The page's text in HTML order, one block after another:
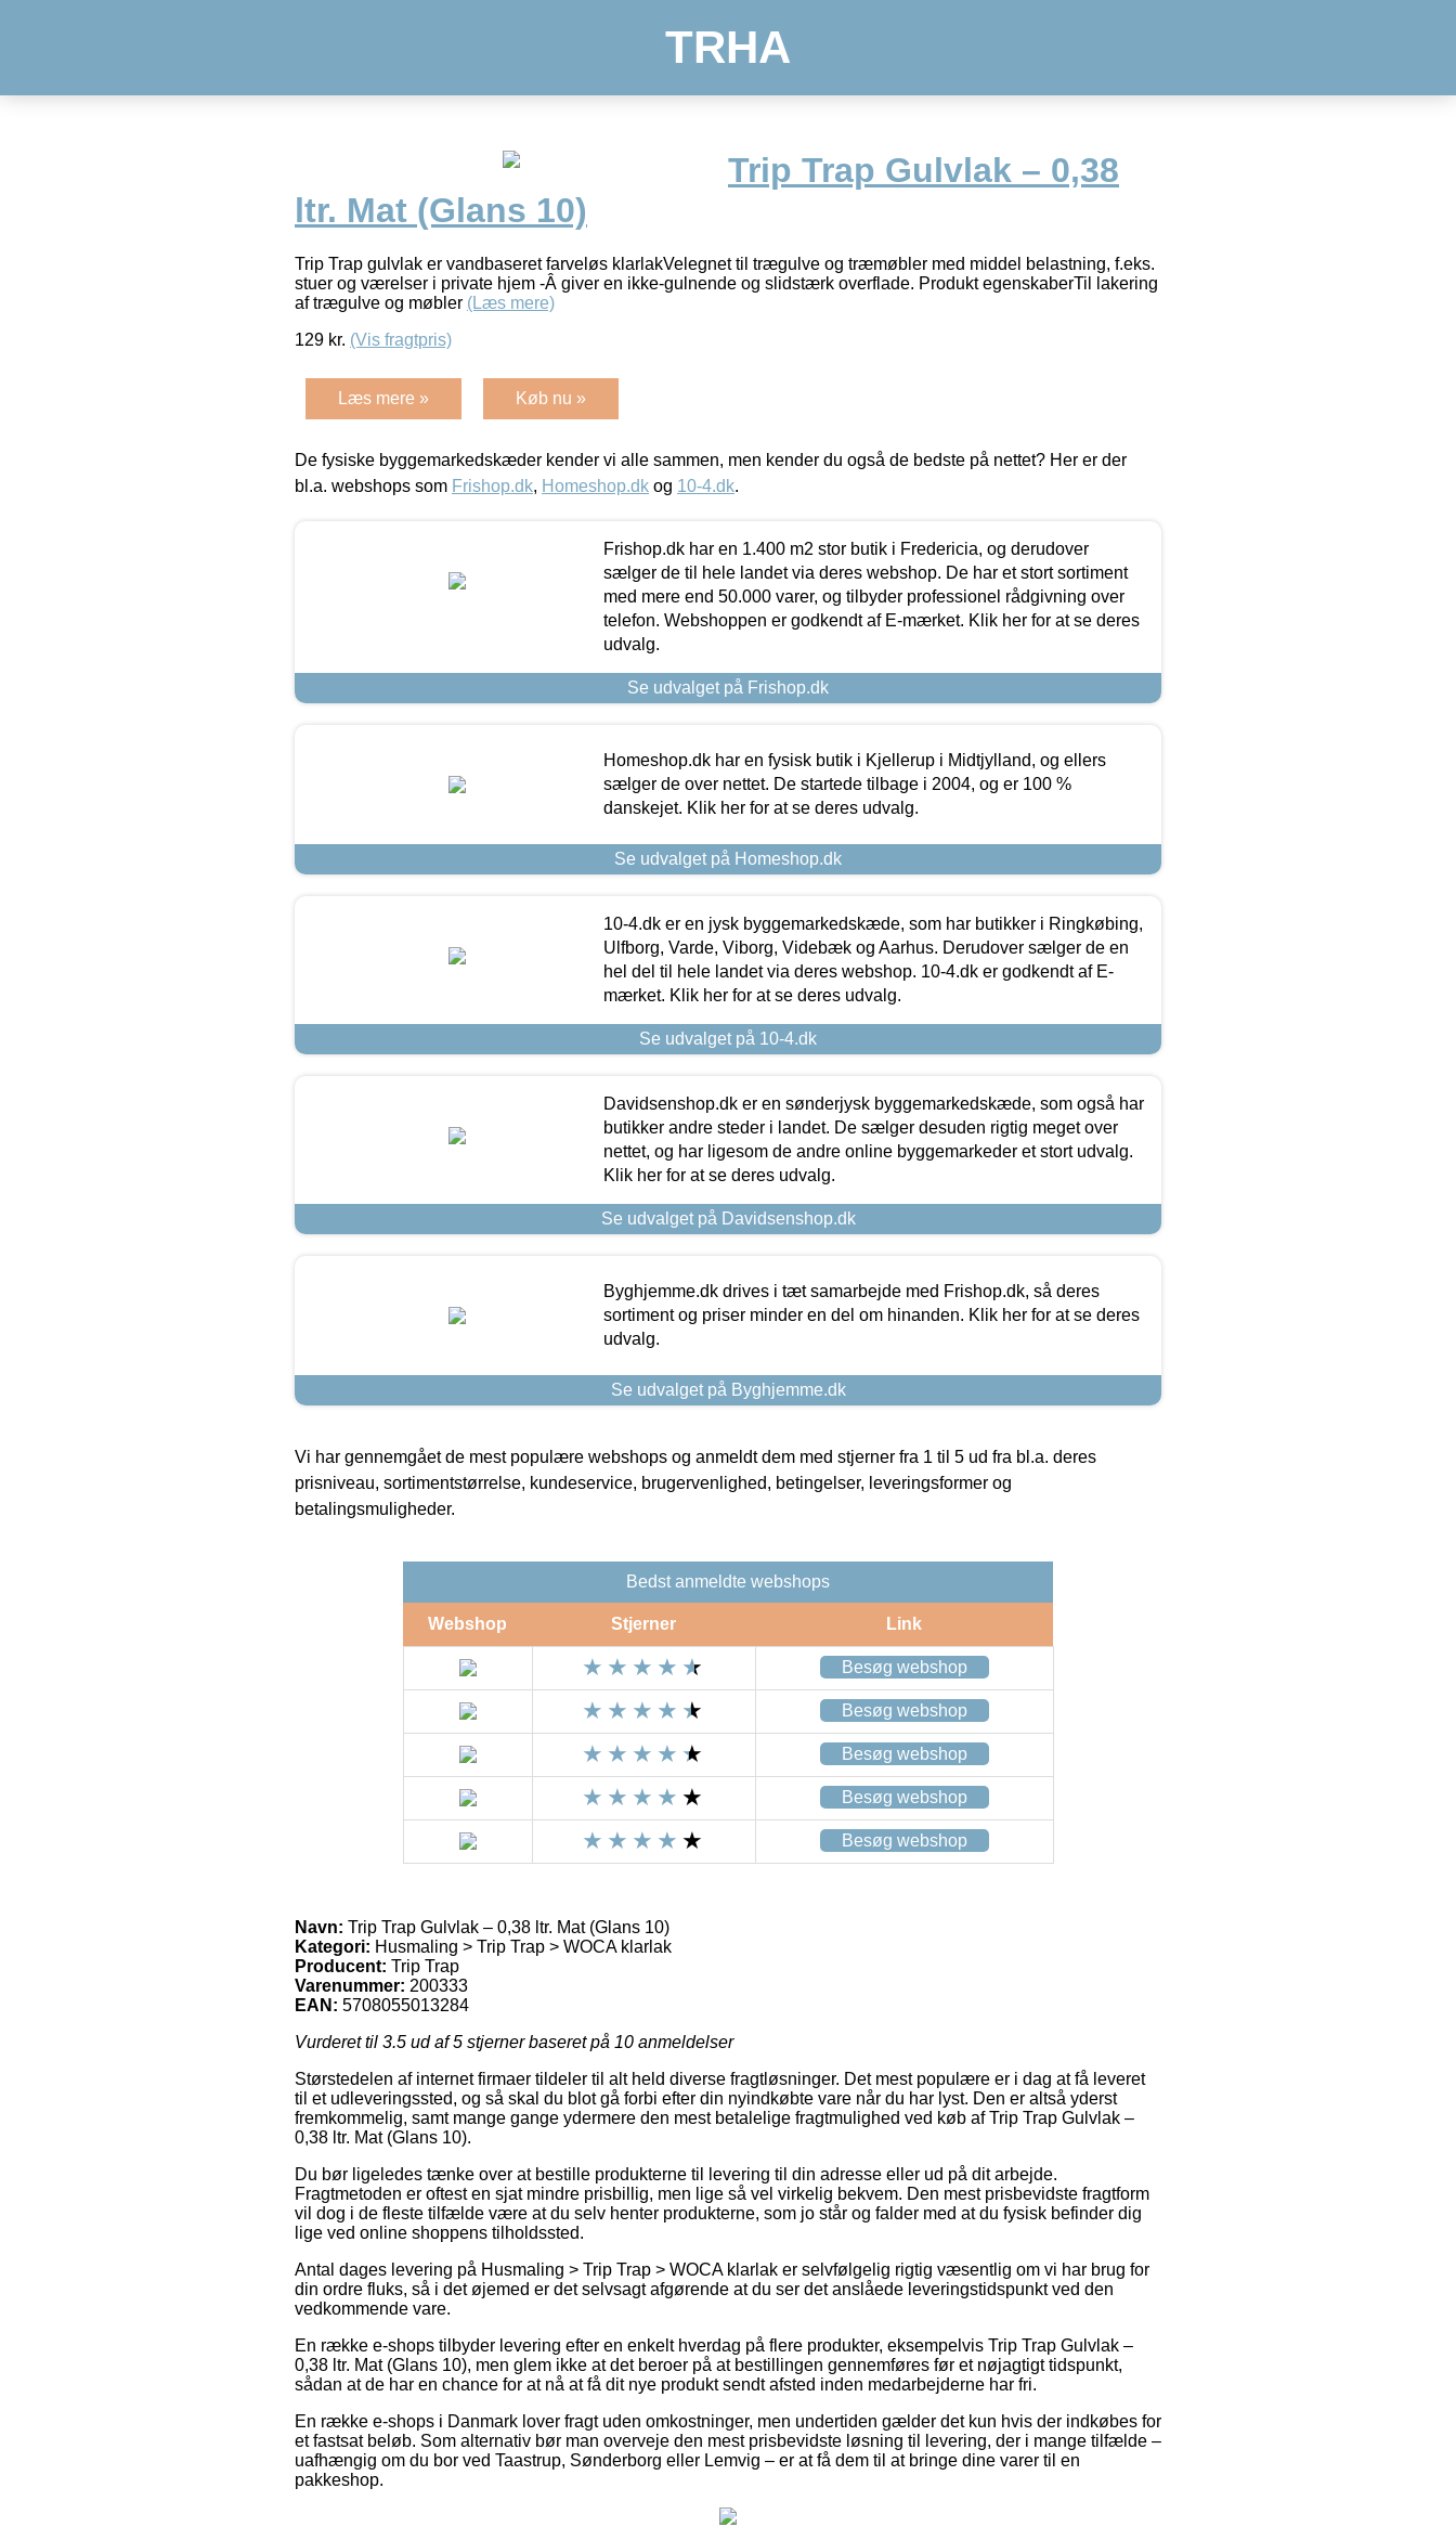
TRHA
Trip Trap Gulvlak – 0,38
ltr. Mat (Glans 10)
Trip Trap gulvlak er vandbaseret farveløs klarlakVelegnet til trægulve og træmøbler med middel belastning, f.eks.
stuer og værelser i private hjem -Â giver en ikke-gulnende og slidstærk overflade. Produkt egenskaberTil lakering
af trægulve og møbler (Læs mere)
129 kr. (Vis fragtpris)
Læs mere » Køb nu »
De fysiske byggemarkedskæder kender vi alle sammen, men kender du også de bedste på nettet? Her er der
bl.a. webshops som Frishop.dk, Homeshop.dk og 10-4.dk.
Frishop.dk har en 1.400 m2 stor butik i Fredericia, og derudover
sælger de til hele landet via deres webshop. De har et stort sortiment
med mere end 50.000 varer, og tilbyder professionel rådgivning over
telefon. Webshoppen er godkendt af E-mærket. Klik her for at se deres
udvalg.
Se udvalget på Frishop.dk
Homeshop.dk har en fysisk butik i Kjellerup i Midtjylland, og ellers
sælger de over nettet. De startede tilbage i 2004, og er 100 %
danskejet. Klik her for at se deres udvalg.
Se udvalget på Homeshop.dk
10-4.dk er en jysk byggemarkedskæde, som har butikker i Ringkøbing,
Ulfborg, Varde, Viborg, Videbæk og Aarhus. Derudover sælger de en
hel del til hele landet via deres webshop. 10-4.dk er godkendt af E-
mærket. Klik her for at se deres udvalg.
Se udvalget på 10-4.dk
Davidsenshop.dk er en sønderjysk byggemarkedskæde, som også har
butikker andre steder i landet. De sælger desuden rigtig meget over
nettet, og har ligesom de andre online byggemarkeder et stort udvalg.
Klik her for at se deres udvalg.
Se udvalget på Davidsenshop.dk
Byghjemme.dk drives i tæt samarbejde med Frishop.dk, så deres
sortiment og priser minder en del om hinanden. Klik her for at se deres
udvalg.
Se udvalget på Byghjemme.dk
Vi har gennemgået de mest populære webshops og anmeldt dem med stjerner fra 1 til 5 ud fra bl.a. deres
prisniveau, sortimentstørrelse, kundeservice, brugervenlighed, betingelser, leveringsformer og
betalingsmuligheder.
Bedst anmeldte webshops
Webshop Stjerner Link
Besøg webshop
Besøg webshop
Besøg webshop
Besøg webshop
Besøg webshop
Navn: Trip Trap Gulvlak – 0,38 ltr. Mat (Glans 10)
Kategori: Husmaling > Trip Trap > WOCA klarlak
Producent: Trip Trap
Varenummer: 200333
EAN: 5708055013284
Vurderet til 3.5 ud af 5 stjerner baseret på 10 anmeldelser
Størstedelen af internet firmaer tildeler til alt held diverse fragtløsninger. Det mest populære er i dag at få leveret
til et udleveringssted, og så skal du blot gå forbi efter din nyindkøbte vare når du har lyst. Den er altså yderst
fremkommelig, samt mange gange ydermere den mest betalelige fragtmulighed ved køb af Trip Trap Gulvlak –
0,38 ltr. Mat (Glans 10).
Du bør ligeledes tænke over at bestille produkterne til levering til din adresse eller ud på dit arbejde.
Fragtmetoden er oftest en sjat mindre prisbillig, men lige så vel virkelig bekvem. Den mest prisbevidste fragtform
vil dog i de fleste tilfælde være at du selv henter produkterne, som jo står og falder med at du fysisk befinder dig
lige ved online shoppens tilholdssted.
Antal dages levering på Husmaling > Trip Trap > WOCA klarlak er selvfølgelig rigtig væsentlig om vi har brug for
din ordre fluks, så i det øjemed er det selvsagt afgørende at du ser det anslåede leveringstidspunkt ved den
vedkommende vare.
En række e-shops tilbyder levering efter en enkelt hverdag på flere produkter, eksempelvis Trip Trap Gulvlak –
0,38 ltr. Mat (Glans 10), men glem ikke at det beroer på at bestillingen gennemføres før et nøjagtigt tidspunkt,
sådan at de har en chance for at nå at få dit nye produkt sendt afsted inden medarbejderne har fri.
En række e-shops i Danmark lover fragt uden omkostninger, men undertiden gælder det kun hvis der indkøbes for
et fastsat beløb. Som alternativ bør man overveje den mest prisbevidste løsning til levering, der i mange tilfælde –
uafhængig om du bor ved Taastrup, Sønderborg eller Lemvig – er at få dem til at bringe dine varer til en
pakkeshop.